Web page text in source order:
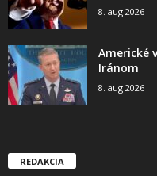
8. aug 2026
Americké
Iránom
8. aug 2026
REDAKCIA